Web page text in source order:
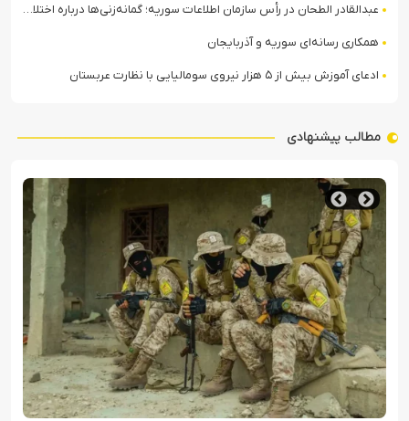
عبدالقادر الطحان در رأس سازمان اطلاعات سوریه؛ گمانه‌زنی‌ها درباره اختلافات در ساختار امنیتی
همکاری رسانه‌ای سوریه و آذربایجان
ادعای آموزش بیش از ۵ هزار نیروی سومالیایی با نظارت عربستان
مطالب پیشنهادی